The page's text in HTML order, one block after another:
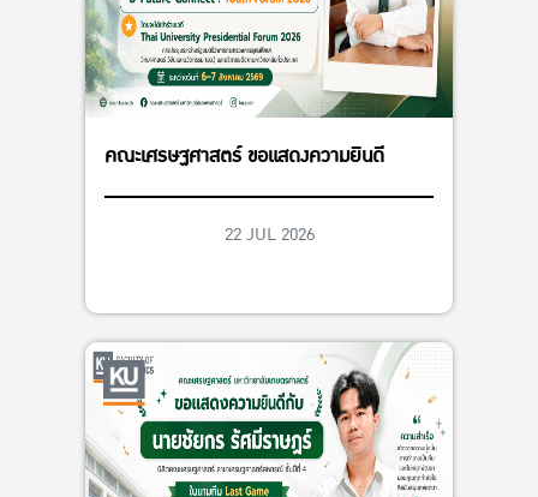
คณะเศรษฐศาสตร์ ขอแสดงความยินดี
22 JUL 2026